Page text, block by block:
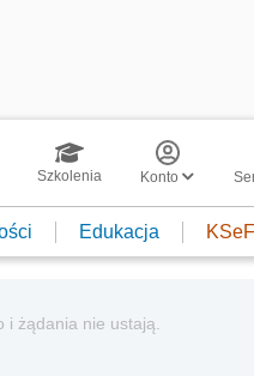
Szkolenia Konto
Edukacja KSeF
i żądania nie ustają.